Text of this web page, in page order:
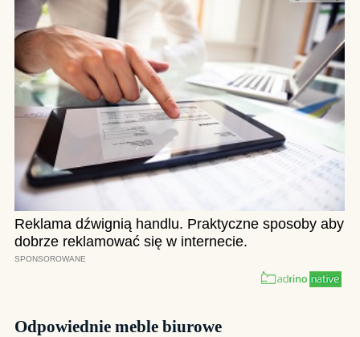
Odpowiednie meble biurowe